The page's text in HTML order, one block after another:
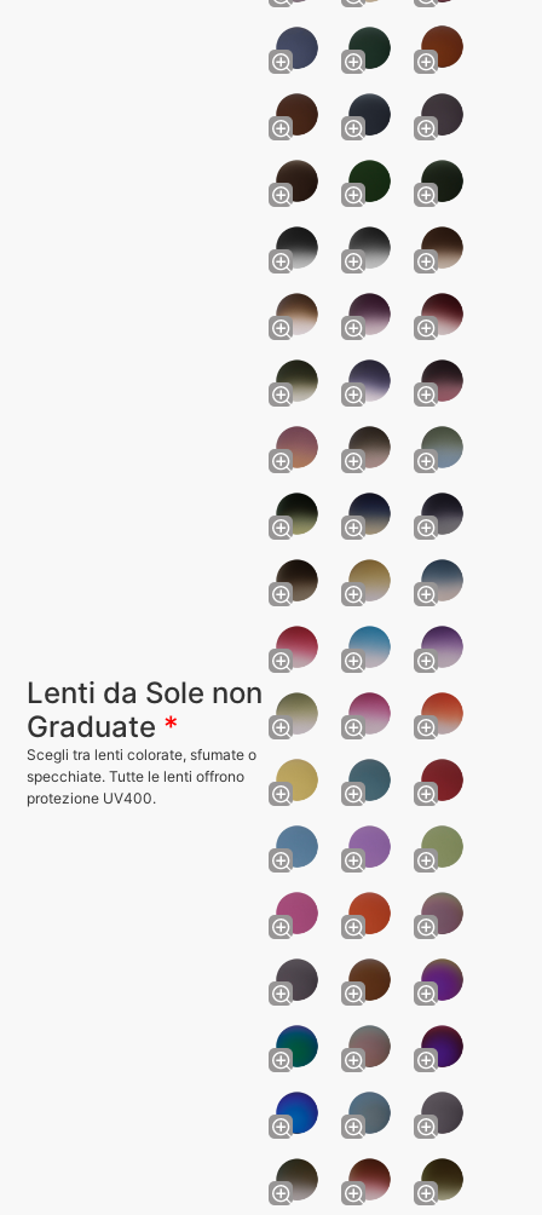
Lenti da Sole non
Graduate *
Scegli tra lenti colorate, sfumate o
specchiate. Tutte le lenti offrono
protezione UV400.